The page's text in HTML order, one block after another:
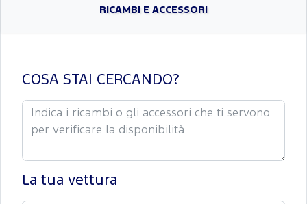
RICAMBI E ACCESSORI
COSA STAI CERCANDO?
La tua vettura